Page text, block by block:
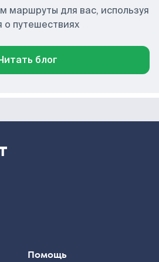
маршруты для вас, используя
о путешествиях
блог
Помощь